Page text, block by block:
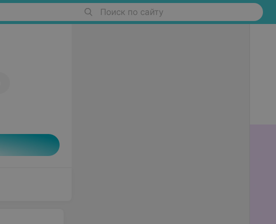
Поиск по сайту